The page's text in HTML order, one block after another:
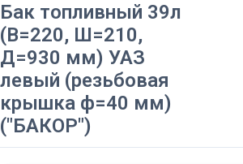
Бак топливный 39л
(В=220, Ш=210,
Д=930 мм) УАЗ
левый (резьбовая
крышка ф=40 мм)
("БАКОР")